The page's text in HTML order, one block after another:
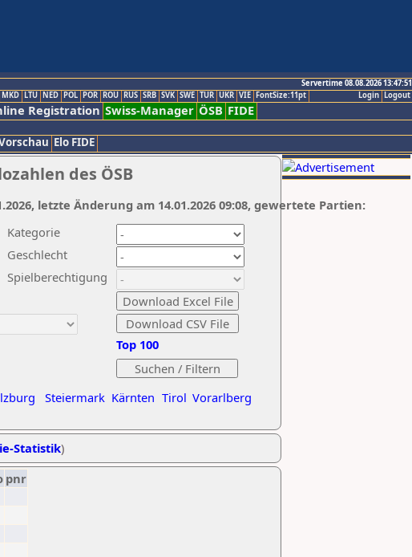
Servertime 08.08.2026 13:47:51
Logout
Login
MKD LTU NED POL POR ROU RUS SRB SVK SWE TUR UKR VIE FontSize:11pt
Registration Swiss-Manager ÖSB FIDE
Elo FIDE
des ÖSB
Kategorie
Geschlecht
Spielberechtigung
Steiermark Kärnten Tirol Vorarlberg
Top 100
letzte Änderung am 14.01.2026 09:08, gewertete Partien:
Statistik)
pnr